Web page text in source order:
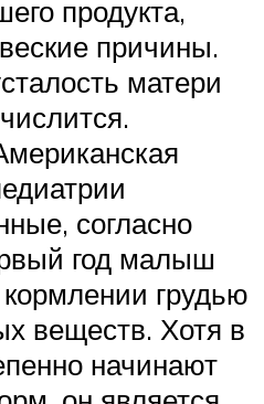
продукта,
причины.
матери
согласно
год малыш
грудью
веществ. Хотя в
начинают